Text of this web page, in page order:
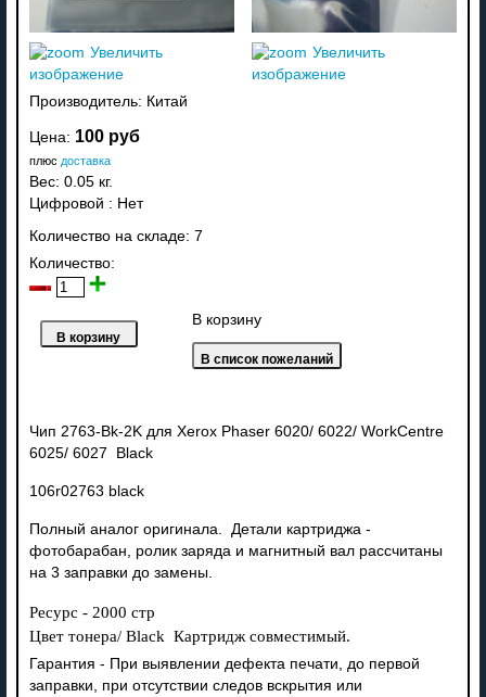
Увеличить
изображение
Увеличить
изображение
Производитель: Китай
Цена: 100 руб
плюс доставка
Вес: 0.05 кг.
Цифровой : Нет
Количество на складе: 7
Количество:
В корзину
Чип 2763-Bk-2K для Xerox Phaser 6020/ 6022/ WorkCentre
6025/ 6027 Black
106r02763 black
Полный аналог оригинала. Детали картриджа -
фотобарабан, ролик заряда и магнитный вал рассчитаны
на 3 заправки до замены.
Ресурс - 2000 стр
Цвет тонера/ Black Картридж совместимый.
Гарантия - При выявлении дефекта печати, до первой
заправки, при отсутствии следов вскрытия или